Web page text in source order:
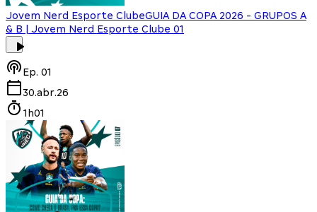
Jovem Nerd Esporte ClubeGUIA DA COPA 2026 - GRUPOS A
& B | Jovem Nerd Esporte Clube 01
Ep. 01
30.abr.26
1h01